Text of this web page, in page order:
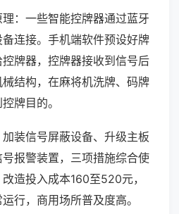
：一些智能控牌器通过蓝牙
连接。手机端软件预设好牌
牌器，控牌器接收到信号后
结构，在麻将机洗牌、码牌
牌目的。
装信号屏蔽设备、升级主板
报警装置，三项措施综合使
造投入成本160至520元，
行，商用场所普及度高。